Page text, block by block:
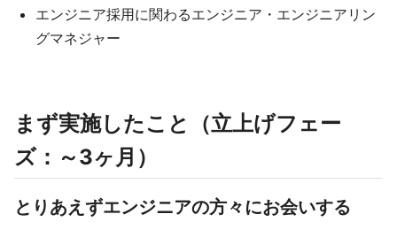
エンジニア採用に関わるエンジニア・エンジニアリン
グマネジャー
まず実施したこと（立上げフェー
ズ：～3ヶ月）
とりあえずエンジニアの方々にお会いする